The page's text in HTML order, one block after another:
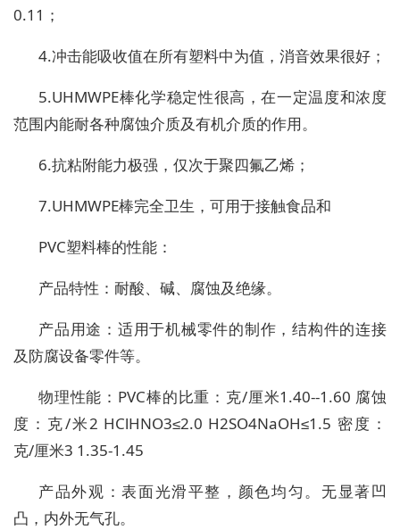
0.11；
4.冲击能吸收值在所有塑料中为值，消音效果很好；
5.UHMWPE棒化学稳定性很高，在一定温度和浓度
范围内能耐各种腐蚀介质及有机介质的作用。
6.抗粘附能力极强，仅次于聚四氟乙烯；
7.UHMWPE棒完全卫生，可用于接触食品和
PVC塑料棒的性能：
产品特性：耐酸、碱、腐蚀及绝缘。
产品用途：适用于机械零件的制作，结构件的连接
及防腐设备零件等。
物理性能：PVC棒的比重：克/厘米1.40--1.60 腐蚀
度：克/米2 HClHNO3≤2.0 H2SO4NaOH≤1.5 密度：
克/厘米3 1.35-1.45
产品外观：表面光滑平整，颜色均匀。无显著凹
凸，内外无气孔。